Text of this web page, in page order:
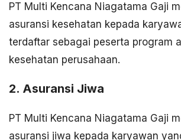
PT Multi Kencana Niagatama Gaji
asuransi kesehatan kepada
terdaftar sebagai peserta program
kesehatan perusahaan.
2. Asuransi Jiwa
PT Multi Kencana Niagatama Gaji
asuransi jiwa kepada karyawan